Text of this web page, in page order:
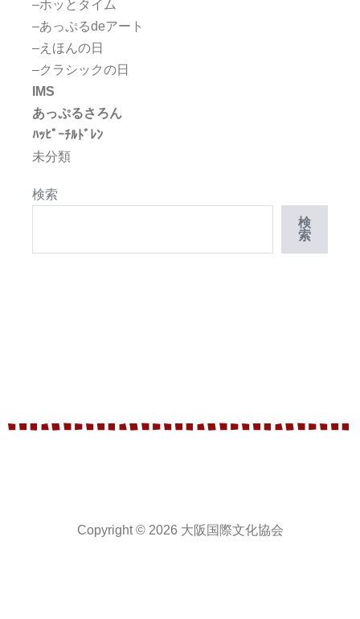
–ホッとタイム
–あっぷるdeアート
–えほんの日
–クラシックの日
IMS
あっぷるさろん
ﾊｯﾋﾟｰﾁﾙﾄﾞﾚﾝ
未分類
検索
検
索
Copyright © 2026 大阪国際文化協会